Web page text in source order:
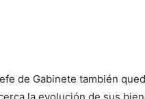
de Gabinete también
la evolución de sus